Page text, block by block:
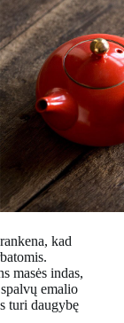
kad
masės indas,
emalio
turi daugybę